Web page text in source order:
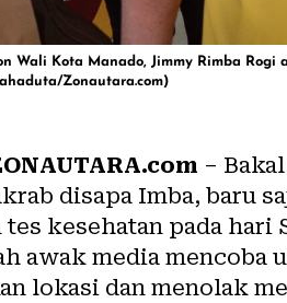
Wali Kota Manado, Jimmy Rimba
Zonautara.com)
–
disapa Imba, baru
kesehatan pada hari
awak media
lokasi dan menolak